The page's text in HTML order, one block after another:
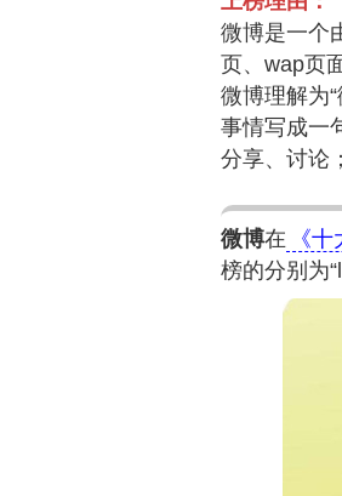
微博是一个
页、wap页
微博理解为
事情写成一
分享、讨论
微博在 《
榜的分别为